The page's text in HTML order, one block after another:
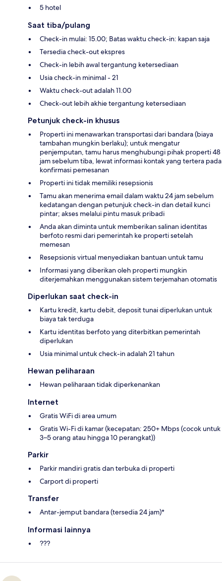
5 hotel
Saat tiba/pulang
Check-in mulai: 15.00; Batas waktu check-in: kapan saja
Tersedia check-out ekspres
Check-in lebih awal tergantung ketersediaan
Usia check-in minimal - 21
Waktu check-out adalah 11.00
Check-out lebih akhie tergantung ketersediaan
Petunjuk check-in khusus
Properti ini menawarkan transportasi dari bandara (biaya
tambahan mungkin berlaku); untuk mengatur
penjemputan, tamu harus menghubungi pihak properti 48
jam sebelum tiba, lewat informasi kontak yang tertera pada
konfirmasi pemesanan
Properti ini tidak memiliki resepsionis
Tamu akan menerima email dalam waktu 24 jam sebelum
kedatangan dengan petunjuk check-in dan detail kunci
pintar; akses melalui pintu masuk pribadi
Anda akan diminta untuk memberikan salinan identitas
berfoto resmi dari pemerintah ke properti setelah
memesan
Resepsionis virtual menyediakan bantuan untuk tamu
Informasi yang diberikan oleh properti mungkin
diterjemahkan menggunakan sistem terjemahan otomatis
Diperlukan saat check-in
Kartu kredit, kartu debit, deposit tunai diperlukan untuk
biaya tak terduga
Kartu identitas berfoto yang diterbitkan pemerintah
diperlukan
Usia minimal untuk check-in adalah 21 tahun
Hewan peliharaan
Hewan peliharaan tidak diperkenankan
Internet
Gratis WiFi di area umum
Gratis Wi-Fi di kamar (kecepatan: 250+ Mbps (cocok untuk
3–5 orang atau hingga 10 perangkat))
Parkir
Parkir mandiri gratis dan terbuka di properti
Carport di properti
Transfer
Antar-jemput bandara (tersedia 24 jam)*
Informasi lainnya
???